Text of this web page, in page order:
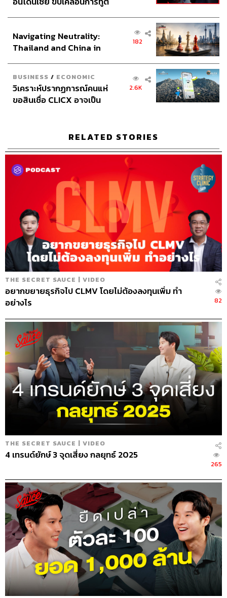
Video Editor วุฒิชัย ถิระบัญชาศักดิ์
Sound Designer & Engineer
กฤตพล จียะเกียรติ
Sound Recording Engineerขจีพรรณ วิจิตรรัตน์
Assistantอสุมิ สุกี้คาวะ
Graphic Designerธนิดา โตวิวัฒน์
Channel Managerเชษฐพงศ์ ชูประดิษฐ์
THE STANDARD Webmaster Team
Social Media Adminsวนัชพร ดวงนิล, สุทธกิตติ์​ สุทธา
วรรณกุล, ธิติกร ลิ้มทองมณี, วิมลณัฐ พรศิริอนันต์, นิพพิชฌน์
ชุลีนวน
Archive Officerชริน ธนอุดมกรณ์, อาทิตยา อิสสรานุสรณ์
TAGS: เคน นครินทร์ Podcast
The Standard Podcast
The Secret Sauce
241
ABOUT THE HOST
นครินทร์ วนกิจไพบูลย์
บรรณาธิการบริหาร สำนักข่าว THE
STANDARD วิทยากรด้านสื่อและการทำคอน
อินโดนีเซีย
Navigating Neutrality:
Thailand and China in
182
BUSINESS / ECONOMIC
วิเคราะห์ปรากฏการณ์คนแห่
ขอสินเชื่อ CLICX อาจเป็น
2.6K
RELATED STORIES
THE SECRET SAUCE | VIDEO
อยากขยายธุรกิจไป CLMV โดยไม่ต้องลงทุนเพิ่ม ทำ
อย่างไร
82
THE SECRET SAUCE | VIDEO
4 เทรนด์ยักษ์ 3 จุดเสี่ยง กลยุทธ์ 2025
265